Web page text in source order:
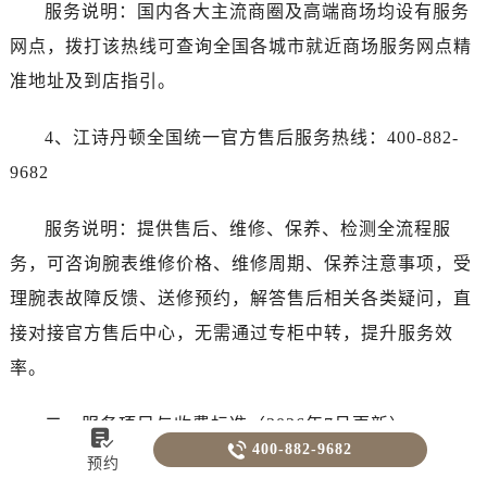
服务说明：国内各大主流商圈及高端商场均设有服务
网点，拨打该热线可查询全国各城市就近商场服务网点精
准地址及到店指引。
4、江诗丹顿全国统一官方售后服务热线：400-882-
9682
服务说明：提供售后、维修、保养、检测全流程服
务，可咨询腕表维修价格、维修周期、保养注意事项，受
理腕表故障反馈、送修预约，解答售后相关各类疑问，直
接对接官方售后中心，无需通过专柜中转，提升服务效
率。
二、服务项目与收费标准（2026年7月更新）

预约
 400-882-9682